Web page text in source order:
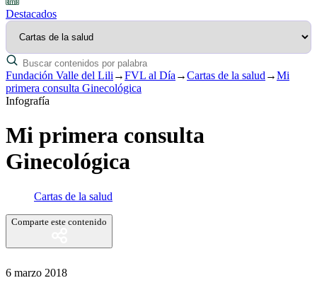
Destacados
Fundación Valle del Lili →FVL al Día →Cartas de la salud →Mi
primera consulta Ginecológica
Infografía
Mi primera consulta
Ginecológica
Cartas de la salud
Comparte este contenido
6 marzo 2018